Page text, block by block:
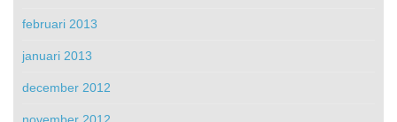
februari 2013
januari 2013
december 2012